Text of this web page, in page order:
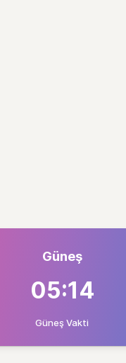
Güneş
05:14
Güneş Vakti